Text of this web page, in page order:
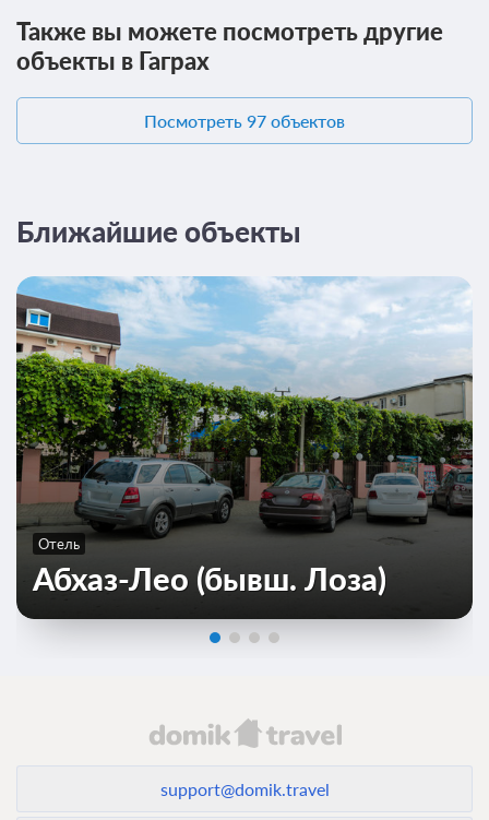
Нев. звезды(завтра): проживание, завтрак
(комплексный)
Требуется предоплата
Стандарт 2-местный 1-комнатный (корп.
Также вы можете посмотреть другие
объекты в Гаграх
Посмотреть 97 объектов
Ближайшие объекты
Отель
Абхаз-Лео (бывш. Лоза)
support@domik.travel